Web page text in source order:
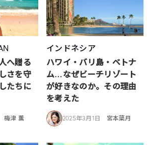
へ贈る
さを守
たちに
梅津 薫
インドネシア
ハワイ・バリ島・ベトナ
ム…なぜビーチリゾート
が好きなのか。その理由
を考えた
2025年3月1日 宮本葉月